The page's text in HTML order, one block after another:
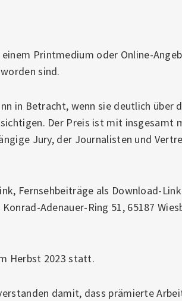
einem Printmedium oder Online-
sind.
in Betracht, wenn sie deutlich über
Der Preis ist mit insgesamt
Jury, der Journalisten und
Fernsehbeiträge als Download-
Adenauer-Ring 51, 65187
Herbst 2023 statt.
damit, dass prämierte